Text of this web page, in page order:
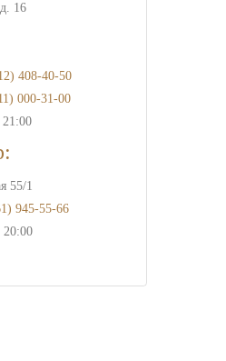
16
408-40-50
000-31-00
55/1
945-55-66
20:00